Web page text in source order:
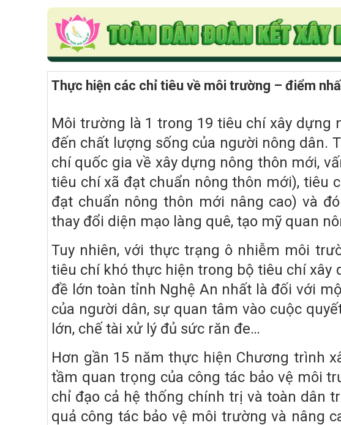
Thực hiện các chỉ tiêu về môi trường – điểm
Môi trường là 1 trong 19 tiêu chí xây dựng
đến chất lượng sống của người nông dân.
chí quốc gia về xây dựng nông thôn mới,
tiêu chí xã đạt chuẩn nông thôn mới), tiêu
đạt chuẩn nông thôn mới nâng cao) và
thay đổi diện mạo làng quê, tạo mỹ quan
Tuy nhiên, với thực trạng ô nhiễm môi
tiêu chí khó thực hiện trong bộ tiêu chí xây
đề lớn toàn tỉnh Nghệ An nhất là đối với
của người dân, sự quan tâm vào cuộc
lớn, chế tài xử lý đủ sức răn đe…
Hơn gần 15 năm thực hiện Chương trình
tầm quan trọng của công tác bảo vệ môi
chỉ đạo cả hệ thống chính trị và toàn dân
quả công tác bảo vệ môi trường và nâng